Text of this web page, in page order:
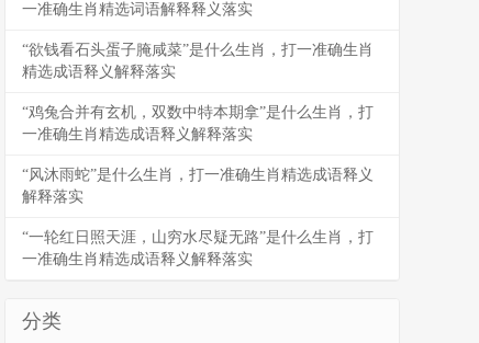
一准确生肖精选词语解释释义落实
“欲钱看石头蛋子腌咸菜”是什么生肖，打一准确生肖
精选成语释义解释落实
“鸡兔合并有玄机，双数中特本期拿”是什么生肖，打
一准确生肖精选成语释义解释落实
“风沐雨蛇”是什么生肖，打一准确生肖精选成语释义
解释落实
“一轮红日照天涯，山穷水尽疑无路”是什么生肖，打
一准确生肖精选成语释义解释落实
分类